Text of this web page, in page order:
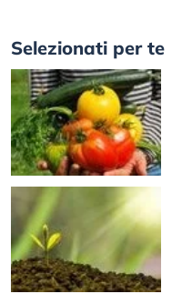
Selezionati per te